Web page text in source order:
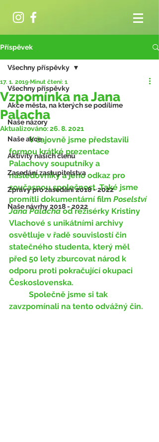
Příspěvek
Všechny příspěvky
Akce města, na kterých se podílíme
Naše názory
Naše akce
Aktivity našich členů
Zasedání zastupitelstva
Zprávy pro zasedání 2018 - 2022
Naše návrhy 2018 - 2022
Všechny příspěvky
Vzpomínka na Jana
Palacha
17. 1. 2019 Minut čtení: 1
Aktualizováno:26. 8. 2021
	V čajovně jsme představili
formou krátké prezentace
Palachovy souputníky a
následovníky a jeho odkaz pro
současnou společnost. Také jsme
promítli dokumentární film Poselství
Jana Palacha od režisérky Kristiny
Vlachové s unikátními archivy
osvětluje v řadě souvislostí čin
statečného studenta, který měl
před 50 lety zburcovat národ k
odporu proti pokračující okupaci
Československa.
zavzpomínali na tento odvážný čin.